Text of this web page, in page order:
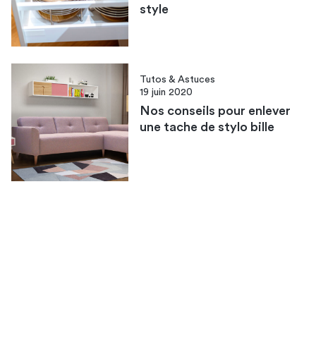
style
Tutos & Astuces
19 juin 2020
Nos conseils pour enlever
une tache de stylo bille